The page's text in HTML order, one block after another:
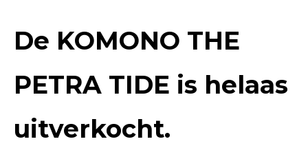
De KOMONO THE
PETRA TIDE is helaas
uitverkocht.